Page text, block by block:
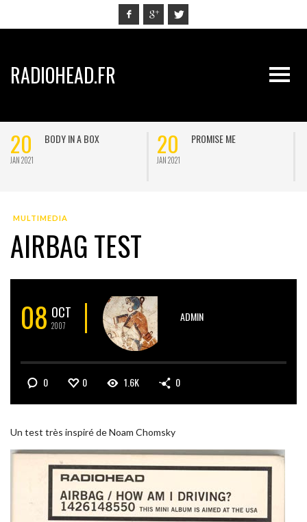
RADIOHEAD.FR
20
JAN 2021
BODY IN A BOX 20
JAN 2021
PROMISE ME
MULTIMEDIA
AIRBAG TEST
08 OCT
2007
ADMIN
0 0 1.6K 0
Un test très inspiré de Noam Chomsky